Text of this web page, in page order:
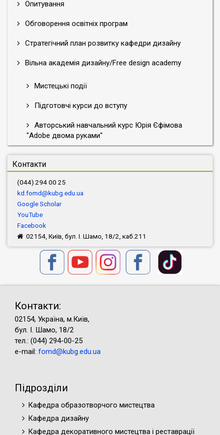
Опитування
Обговорення освітніх програм
Стратегічний план розвитку кафедри дизайну
Вільна академія дизайну/Free design academy
Мистецькі події
Підготовчі курси до вступу
Авторський навчальний курс Юрія Єфімова
"Adobe двома руками"
Контакти
(044) 294 00 25
kd.fomd@kubg.edu.ua
Google Scholar
YouTube
Facebook
02154, Київ, бул. І. Шамо, 18/2, каб.211
Контакти:
02154, Україна, м.Київ,
бул. І. Шамо, 18/2
тел.: (044) 294-00-25
e-mail: fomd@kubg.edu.ua
Підрозділи
Кафедра образотворчого мистецтва
Кафедра дизайну
Кафедра декоративного мистецтва і реставрації